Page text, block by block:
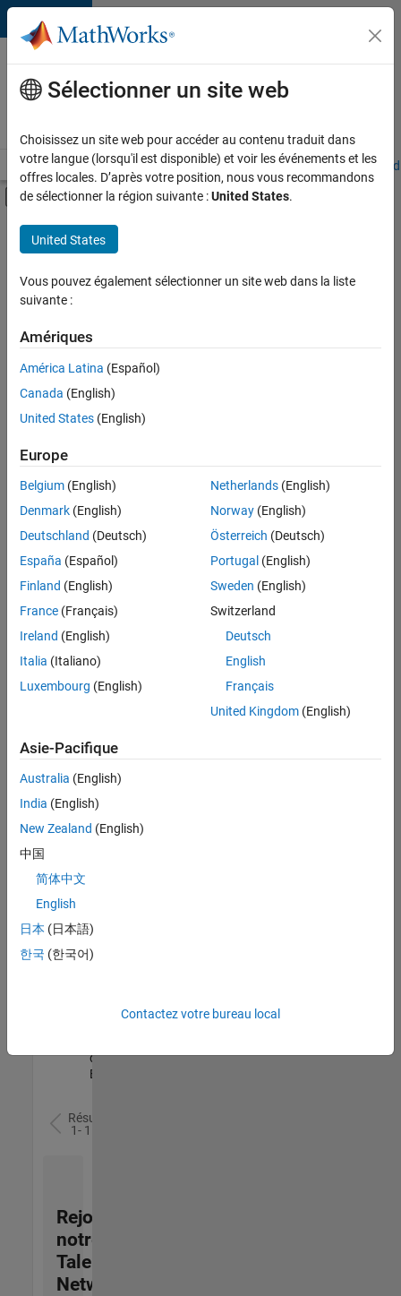
Passer au contenu
Votre
carrière
chez
Accueil Explorer nos opportunités Adresses de nos bureaux
Activer/désactiver l'affichage du menu
Contenu principal
FILTRER PAR
Développement de produits
Gestion des programmes
Ingénierie de la qualité
Enregistrer
sélectionnées
Les
descriptions
poste
n’ont
pas
été
traduites.
Effectuez
lieu
pour
l’ensemble
des
opportunités
votre
région.
Senior Software Quality Engineer
Senior
Engineer
qualité |
Expérimenté(e)
Résultats
1- 1 de
Rejoignez
notre
Talent
Network
Sélectionner un site web
Choisissez un site web pour accéder au contenu traduit dans
votre langue (lorsqu'il est disponible) et voir les événements et les
offres locales. D’après votre position, nous vous recommandons
de sélectionner la région suivante :United States.
United States
Vous pouvez également sélectionner un site web dans la liste
suivante :
Amériques
América Latina (Español)
Canada (English)
United States (English)
Europe
Belgium (English)
Denmark (English)
Deutschland (Deutsch)
España (Español)
Finland (English)
France (Français)
Ireland (English)
Italia (Italiano)
Luxembourg (English)
Netherlands(English)
Norway(English)
Österreich (Deutsch)
Portugal (English)
Sweden (English)
Switzerland
Deutsch
English
Français
United Kingdom(English)
Asie-Pacifique
Australia (English)
India (English)
New Zealand (English)
中国
简体中文
English
日本 (日本語)
한국 (한국어)
Contactez votre bureau local